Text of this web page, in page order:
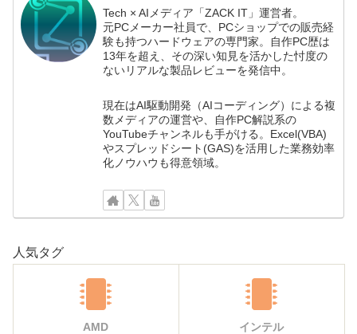
Tech × AIメディア「ZACK IT」運営者。
元PCメーカー社員で、PCショップでの販売経
験も持つハードウェアの専門家。自作PC歴は
13年を超え、その深い知見を活かした忖度の
ないリアルな製品レビューを発信中。
現在はAI駆動開発（AIコーディング）による複
数メディアの運営や、自作PC解説系の
YouTubeチャンネルも手がける。Excel(VBA)
やスプレッドシート(GAS)を活用した業務効率
化ノウハウも得意領域。
人気タグ
AMD インテル